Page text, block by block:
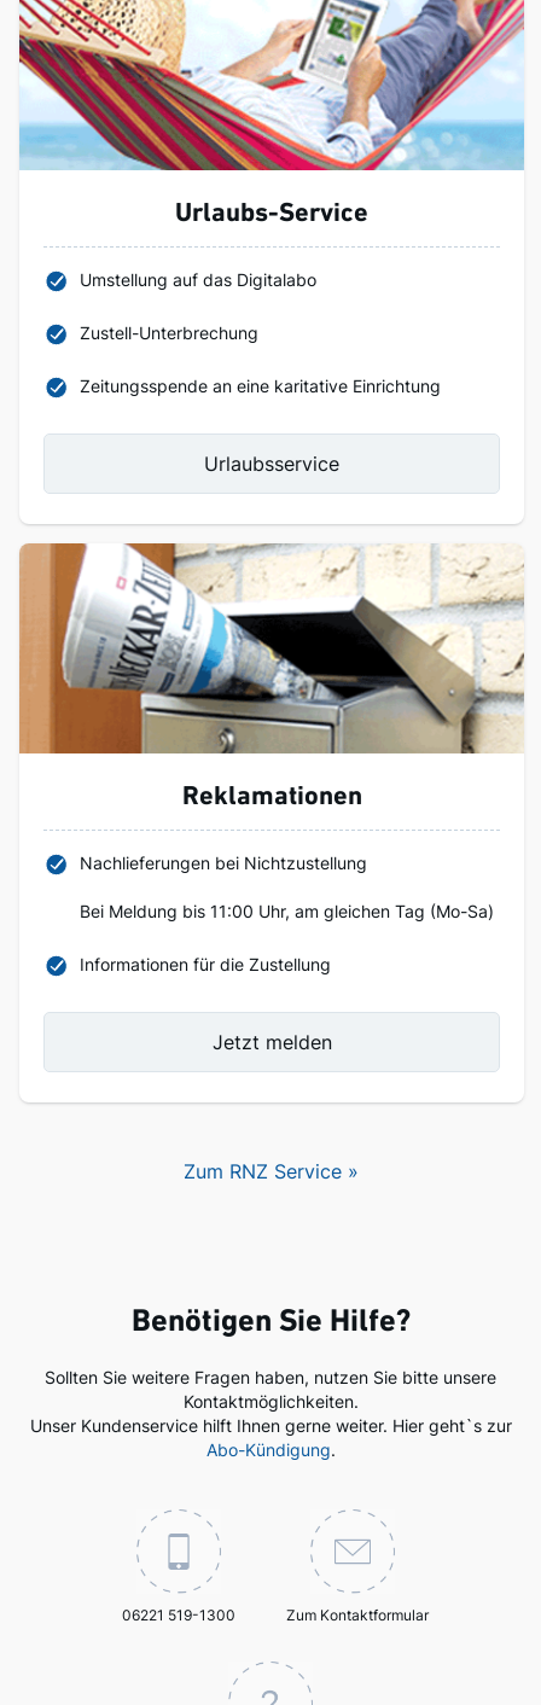
Urlaubs-Service
Umstellung auf das Digitalabo
Zustell-Unterbrechung
Zeitungsspende an eine karitative Einrichtung
Urlaubsservice
Reklamationen
Nachlieferungen bei Nichtzustellung
Bei Meldung bis 11:00 Uhr, am gleichen Tag (Mo-Sa)
Informationen für die Zustellung
Jetzt melden
Zum RNZ Service »
Benötigen Sie Hilfe?
Sollten Sie weitere Fragen haben, nutzen Sie bitte unsere
Kontaktmöglichkeiten.
Unser Kundenservice hilft Ihnen gerne weiter. Hier geht`s zur
Abo-Kündigung.
06221 519-1300 Zum Kontaktformular